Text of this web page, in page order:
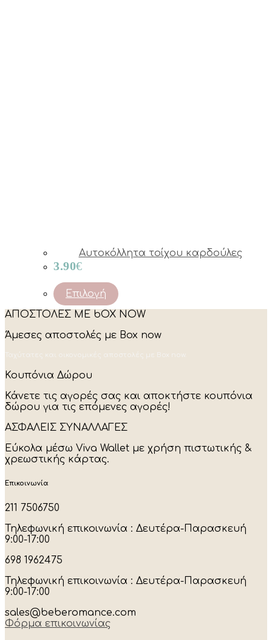
Αυτοκόλλητα τοίχου καρδούλες
3.90€
Επιλογή
This
has
variants.
options
chosen
on
the
product
ΑΠΟΣΤΟΛΕΣ ΜΕ bOX NOW
Άμεσες αποστολές με Box now
Ταχύτατες και οικονομικές αποστολές με Box now.
Κουπόνια Δώρου
Κάνετε τις αγορές σας και αποκτήστε κουπόνια
δώρου για τις επόμενες αγορές!
ΑΣΦΑΛΕΙΣ ΣΥΝΑΛΛΑΓΕΣ
Εύκολα μέσω Viva Wallet με χρήση πιστωτικής &
χρεωστικής κάρτας.
Επικοινωνία
211 7506750
Τηλεφωνική επικοινωνία : Δευτέρα-Παρασκευή
9:00-17:00
698 1962475
Τηλεφωνική επικοινωνία : Δευτέρα-Παρασκευή
9:00-17:00
sales@beberomance.com
Φόρμα επικοινωνίας